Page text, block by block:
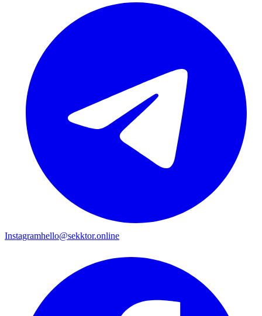
Instagramhello@sekktor.online